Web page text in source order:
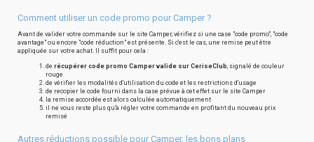
Comment utiliser un code promo pour Camper ?
Avant de valider votre commande sur le site Camper, vérifiez si une case "code promo", "code
avantage" ou encore "code réduction" est présente. Si c'est le cas, une remise peut être
appliquée sur votre achat. Il suffit pour cela :
de récupérer code promo Camper valide sur CeriseClub, signalé de couleur
rouge
de vérifier les modalités d'utilisation du code et les restrictions d'usage
de recopier le code fourni dans la case prévue à cet effet sur le site Camper
la remise accordée est alors calculée automatiquement
il ne vous reste plus qu'à régler votre commande en profitant du nouveau prix
remisé
Autres réductions possible pour Camper, les bons plans